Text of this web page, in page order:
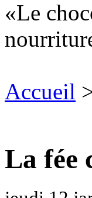
Le
Accueil
La fée